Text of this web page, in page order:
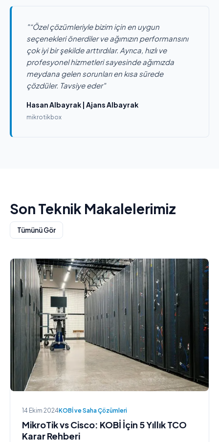
"“Özel çözümleriyle bizim için en uygun
seçenekleri önerdiler ve ağımızın performansını
çok iyi bir şekilde arttırdılar. Ayrıca, hızlı ve
profesyonel hizmetleri sayesinde ağımızda
meydana gelen sorunları en kısa sürede
çözdüler. Tavsiye eder"
Hasan Albayrak | Ajans Albayrak
mikrotikbox
Son Teknik Makalelerimiz
Tümünü Gör
14 Ekim 2024KOBİ ve Saha Çözümleri
MikroTik vs Cisco: KOBİ İçin 5 Yıllık TCO
Karar Rehberi